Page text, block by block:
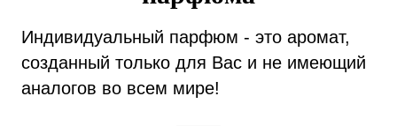
Индивидуальный парфюм - это аромат,
созданный только для Вас и не имеющий
аналогов во всем мире!